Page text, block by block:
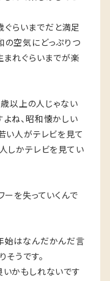
ぐらいまでだと満足
の空気にどっぷりつ
まれぐらいまでが楽
以上の人じゃない
ね、昭和懐かしい
い人がテレビを見て
しかテレビを見てい
ーを失っていくんで
始はなんだかんだ言
そうです。
いかもしれないです